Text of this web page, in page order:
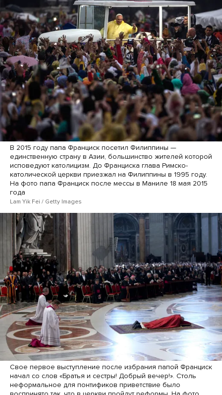
В 2015 году папа Франциск посетил Филиппины —
единственную страну в Азии, большинство жителей которой
исповедуют католицизм. До Франциска глава Римско-
католической церкви приезжал на Филиппины в 1995 году.
На фото папа Франциск после мессы в Маниле 18 мая 2015
года
Lam Yik Fei / Getty Images
Свое первое выступление после избрания папой Франциск
начал со слов «Братья и сестры! Добрый вечер!». Столь
неформальное для понтификов приветствие было